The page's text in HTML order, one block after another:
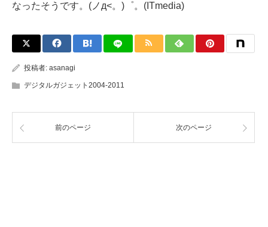
なったそうです。(ノд<。)゜。(ITmedia)
投稿者: asanagi
デジタルガジェット2004-2011
前のページ 次のページ